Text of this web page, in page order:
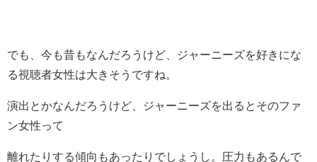
でも、今も昔もなんだろうけど、ジャーニーズを好きにな
る視聴者女性は大きそうですね。
演出とかなんだろうけど、ジャーニーズを出るとそのファ
ン女性って
離れたりする傾向もあったりでしょうし。圧力もあるんで